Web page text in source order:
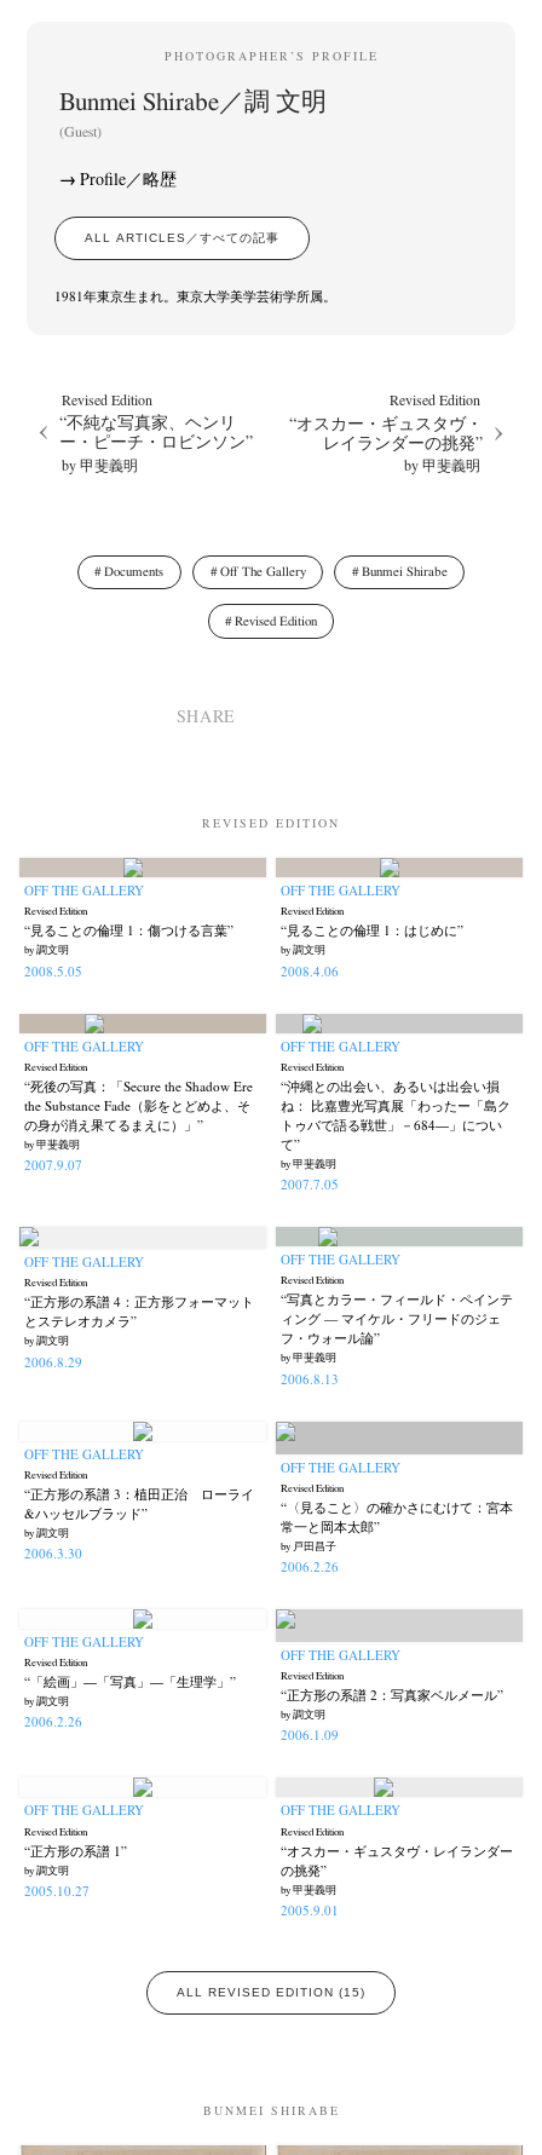
Akifumi Tanaka Fumikiyo Nagamachi (27) Kazumichi Hashimoto
Kazuyuki Kawaguchi (267) Keizo Kitajima
Mariko Takahashi Masashi Otomo
Naoki Ohji (66) Naonori Oshima (38) Nick Haymes (5) Park (7)
photographers' gallery File photographers’ gallery press
Postwar and Shōwa-Era (8) Publication (42) Remembrance (43)
Renchan (21) Review (23) Rintaro Kameoka (32) Shoreline (56) Special Exhibitions
Takuro Yoneda Untitled Records
Yuki Kasama
PHOTOGRAPHER’S PROFILE
Bunmei Shirabe／調 文明
(Guest)
Profile／略歴
ALL ARTICLES／すべての記事
1981年東京生まれ。東京大学美学芸術学所属。
Revised Edition
“不純な写真家、ヘンリ
ー・ピーチ・ロビンソン”
by 甲斐義明
Revised Edition
“オスカー・ギュスタヴ・
レイランダーの挑発”
by 甲斐義明
Documents Off The Gallery Bunmei Shirabe
Revised Edition
SHARE
REVISED EDITION
OFF THE GALLERY
Revised Edition
“見ることの倫理 1：傷つける言葉”
by 調文明
2008.5.05
OFF THE GALLERY
Revised Edition
“見ることの倫理 1：はじめに”
by 調文明
2008.4.06
OFF THE GALLERY
Revised Edition
“死後の写真：「Secure the Shadow Ere
the Substance Fade（影をとどめよ、そ
の身が消え果てるまえに）」”
by 甲斐義明
2007.9.07
OFF THE GALLERY
Revised Edition
“沖縄との出会い、あるいは出会い損
ね： 比嘉豊光写真展「わったー「島ク
トゥバで語る戦世」－684―」につい
て”
by 甲斐義明
2007.7.05
OFF THE GALLERY
Revised Edition
“正方形の系譜 4：正方形フォーマット
とステレオカメラ”
by 調文明
2006.8.29
OFF THE GALLERY
Revised Edition
“写真とカラー・フィールド・ペインテ
ィング — マイケル・フリードのジェ
フ・ウォール論”
by 甲斐義明
2006.8.13
OFF THE GALLERY
Revised Edition
“正方形の系譜 3：植田正治 ローライ
&ハッセルブラッド”
by 調文明
2006.3.30
OFF THE GALLERY
Revised Edition
“〈見ること〉の確かさにむけて：宮本
常一と岡本太郎”
by 戸田昌子
2006.2.26
OFF THE GALLERY
Revised Edition
“「絵画」―「写真」―「生理学」”
by 調文明
2006.2.26
OFF THE GALLERY
Revised Edition
“正方形の系譜 2：写真家ベルメール”
by 調文明
2006.1.09
OFF THE GALLERY
Revised Edition
“正方形の系譜 1”
by 調文明
2005.10.27
OFF THE GALLERY
Revised Edition
“オスカー・ギュスタヴ・レイランダー
の挑発”
by 甲斐義明
2005.9.01
ALL REVISED EDITION (15)
BUNMEI SHIRABE